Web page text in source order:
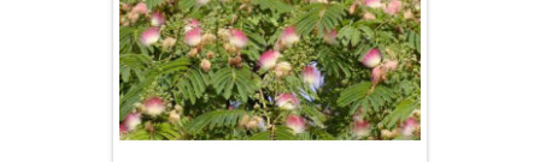
OSTRUHATKA
HELICHRYSUM
OSTEOSPERMUM
NETÝKAVKA
Albizia julibrissin /Albízie / Kapinice /
Perská akácie, 40-60 cm, K11
Cena: 719,00 Kč